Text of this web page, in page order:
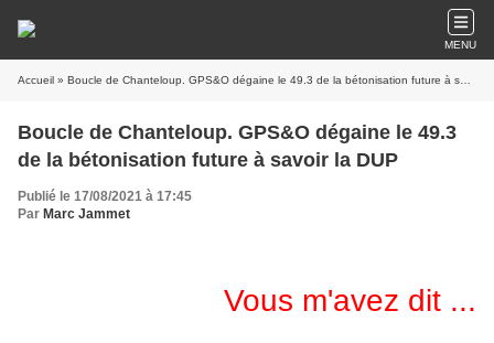
MENU
Accueil » Boucle de Chanteloup. GPS&O dégaine le 49.3 de la bétonisation future à savoir la DUP
Boucle de Chanteloup. GPS&O dégaine le 49.3
de la bétonisation future à savoir la DUP
Publié le 17/08/2021 à 17:45
Par Marc Jammet
Vous m'avez dit ...